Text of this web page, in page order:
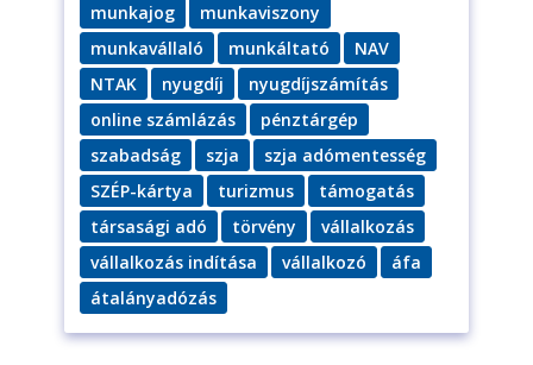
munkajog
munkaviszony
munkavállaló
munkáltató
NAV
NTAK
nyugdíj
nyugdíjszámítás
online számlázás
pénztárgép
szabadság
szja
szja adómentesség
SZÉP-kártya
turizmus
támogatás
társasági adó
törvény
vállalkozás
vállalkozás indítása
vállalkozó
áfa
átalányadózás